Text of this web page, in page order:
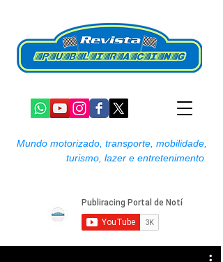
Mundo motorizado, transporte, mobilidade,
turismo, lazer e entretenimento